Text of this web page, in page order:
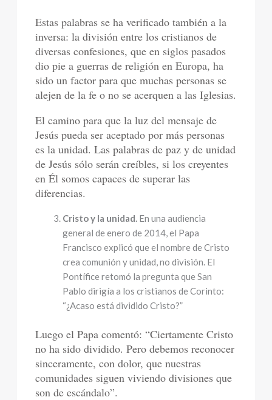
Estas palabras se ha verificado también a la
inversa: la división entre los cristianos de
diversas confesiones, que en siglos pasados
dio pie a guerras de religión en Europa, ha
sido un factor para que muchas personas se
alejen de la fe o no se acerquen a las Iglesias.
El camino para que la luz del mensaje de
Jesús pueda ser aceptado por más personas
es la unidad. Las palabras de paz y de unidad
de Jesús sólo serán creíbles, si los creyentes
en Él somos capaces de superar las
diferencias.
Cristo y la unidad. En una audiencia
general de enero de 2014, el Papa
Francisco explicó que el nombre de Cristo
crea comunión y unidad, no división. El
Pontífice retomó la pregunta que San
Pablo dirigía a los cristianos de Corinto:
“¿Acaso está dividido Cristo?”
Luego el Papa comentó: “Ciertamente Cristo
no ha sido dividido. Pero debemos reconocer
sinceramente, con dolor, que nuestras
comunidades siguen viviendo divisiones que
son de escándalo”.